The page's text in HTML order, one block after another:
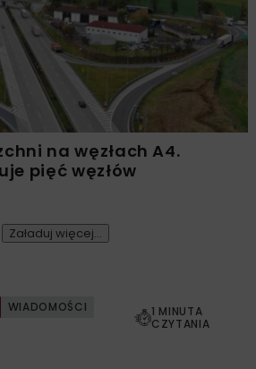
na węzłach A4.
pięć węzłów
Załaduj więcej...
WIADOMOŚCI
1 MINUTA
CZYTANIA